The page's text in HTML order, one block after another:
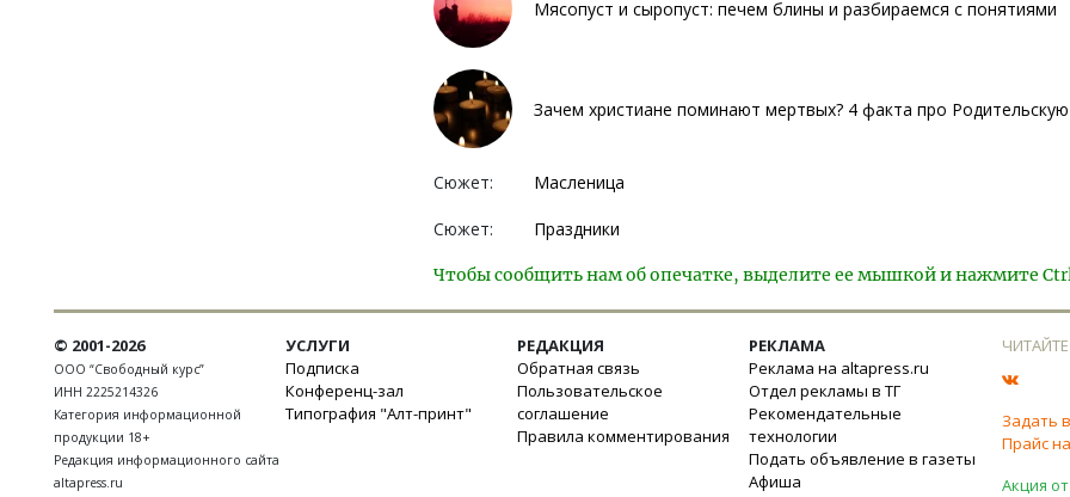
Мясопуст и сыропуст: печем блины и разбираемся с понятиями
Зачем христиане поминают мертвых? 4 факта про
Сюжет: Масленица
Сюжет: Праздники
Чтобы сообщить нам об опечатке, выделите ее мышкой и нажмите
© 2001-2026
ООО “Свободный курс”
ИНН 2225214326
Категория информационной
продукции 18+
Редакция информационного сайта
altapress.ru
УСЛУГИ
Подписка
Конференц-зал
Типография "Алт-принт"
РЕДАКЦИЯ
Обратная связь
Пользовательское
соглашение
Правила комментирования
РЕКЛАМА
Реклама на altapress.ru
Отдел рекламы в ТГ
Рекомендательные
технологии
Подать объявление в газеты
Афиша
Задать
Прайс
Акция